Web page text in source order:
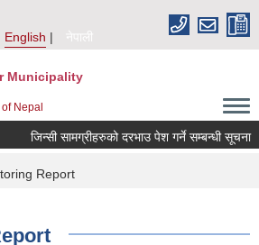
English
नेपाली
Municipality
Nepal
जिन्सी सामग्रीहरुको दरभाउ पेश गर्ने सम्बन्धी सूचना
Report